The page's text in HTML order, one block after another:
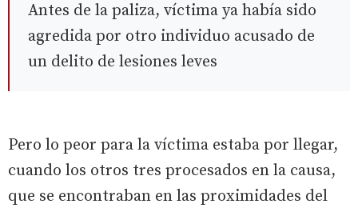
Antes de la paliza, víctima ya había sido
agredida por otro individuo acusado de
un delito de lesiones leves
Pero lo peor para la víctima estaba por llegar,
cuando los otros tres procesados en la causa,
que se encontraban en las proximidades del